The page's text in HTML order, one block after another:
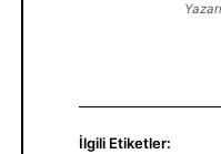
Yazarı
İlgili Etiketler: